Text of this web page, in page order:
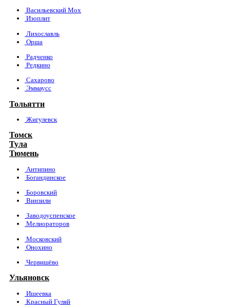
Васильевский Мох
Изоплит
Лихославль
Орша
Радченко
Редкино
Сахарово
Эммаусс
Тольятти
Жигулевск
Томск
Тула
Тюмень
Антипино
Богандинское
Боровский
Винзили
Заводоуспенское
Мелиораторов
Московский
Онохино
Червишёво
Ульяновск
Ишеевка
Красный Гуляй